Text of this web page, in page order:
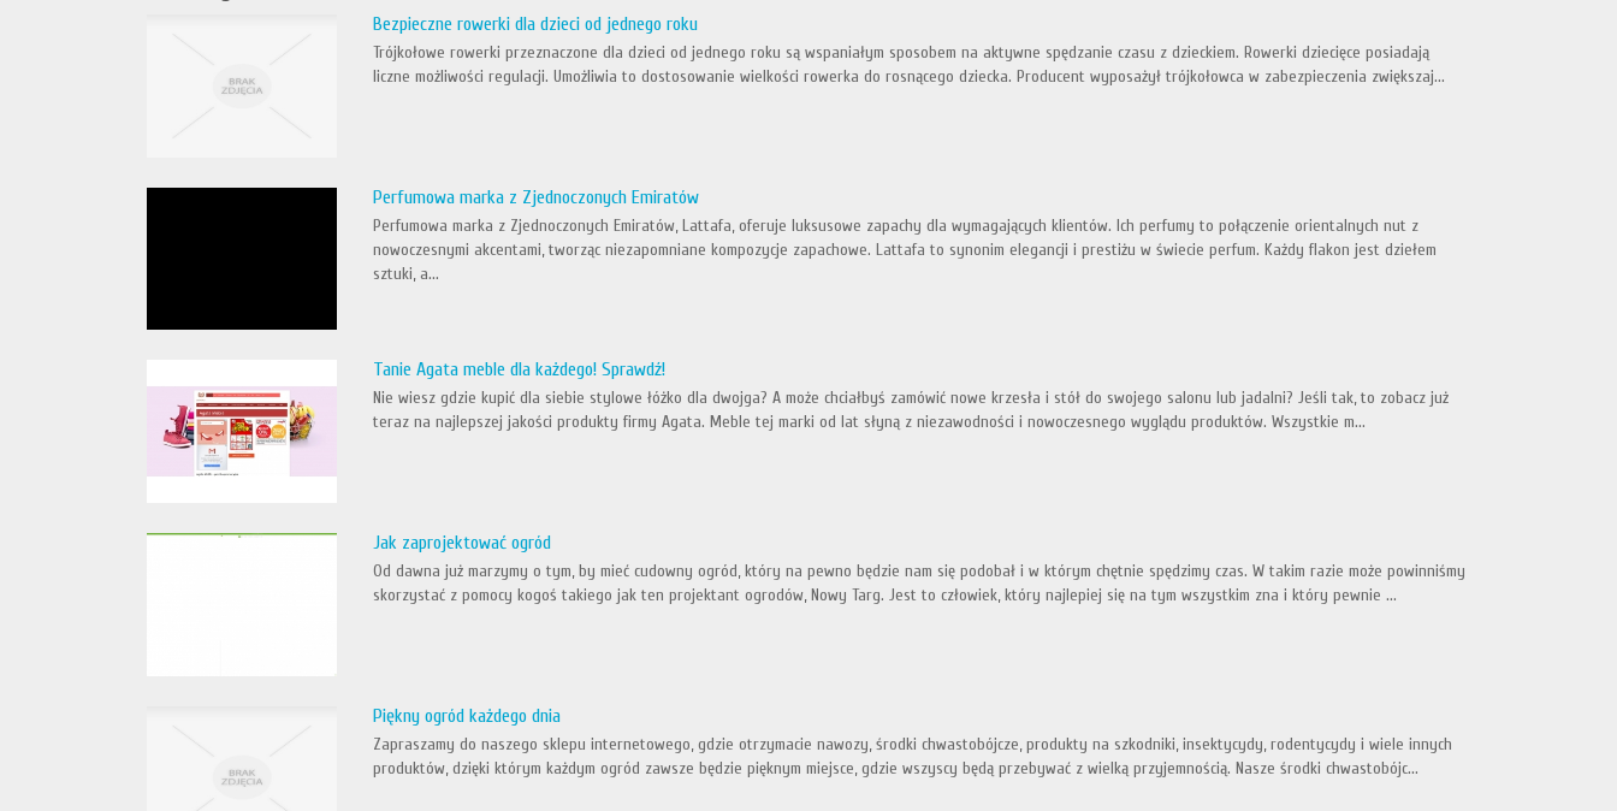
Bezpieczne rowerki dla dzieci od jednego roku
Trójkołowe rowerki przeznaczone dla dzieci od jednego roku są wspaniałym sposobem na aktywne spędzanie czasu z dzieckiem. Rowerki dziecięce posiadają
liczne możliwości regulacji. Umożliwia to dostosowanie wielkości rowerka do rosnącego dziecka. Producent wyposażył trójkołowca w zabezpieczenia zwiększaj...
Perfumowa marka z Zjednoczonych Emiratów
Perfumowa marka z Zjednoczonych Emiratów, Lattafa, oferuje luksusowe zapachy dla wymagających klientów. Ich perfumy to połączenie orientalnych nut z
nowoczesnymi akcentami, tworząc niezapomniane kompozycje zapachowe. Lattafa to synonim elegancji i prestiżu w świecie perfum. Każdy flakon jest dziełem
sztuki, a...
Tanie Agata meble dla każdego! Sprawdź!
Nie wiesz gdzie kupić dla siebie stylowe łóżko dla dwojga? A może chciałbyś zamówić nowe krzesła i stół do swojego salonu lub jadalni? Jeśli tak, to zobacz już
teraz na najlepszej jakości produkty firmy Agata. Meble tej marki od lat słyną z niezawodności i nowoczesnego wyglądu produktów. Wszystkie m...
Jak zaprojektować ogród
Od dawna już marzymy o tym, by mieć cudowny ogród, który na pewno będzie nam się podobał i w którym chętnie spędzimy czas. W takim razie może powinniśmy
skorzystać z pomocy kogoś takiego jak ten projektant ogrodów, Nowy Targ. Jest to człowiek, który najlepiej się na tym wszystkim zna i który pewnie ...
Piękny ogród każdego dnia
Zapraszamy do naszego sklepu internetowego, gdzie otrzymacie nawozy, środki chwastobójcze, produkty na szkodniki, insektycydy, rodentycydy i wiele innych
produktów, dzięki którym każdym ogród zawsze będzie pięknym miejsce, gdzie wszyscy będą przebywać z wielką przyjemnością. Nasze środki chwastobójc...